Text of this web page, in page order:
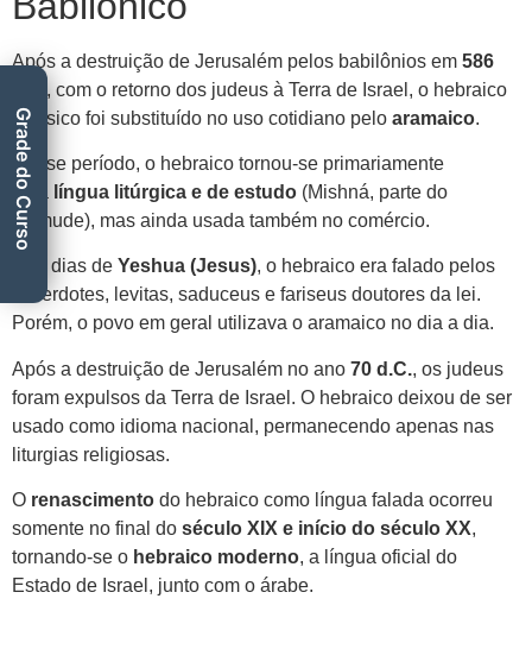
Após a destruição de Jerusalém pelos babilônios em 586
, com o retorno dos judeus à Terra de Israel, o hebraico
clássico foi substituído no uso cotidiano pelo aramaico.
Nesse período, o hebraico tornou-se primariamente
uma
língua litúrgica e de estudo (Mishná, parte do
Talmude), mas ainda usada também no comércio.
Nos dias de Yeshua (Jesus), o hebraico era falado pelos
sacerdotes, levitas, saduceus e fariseus doutores da lei.
Porém, o povo em geral utilizava o aramaico no dia a dia.
Após a destruição de Jerusalém no ano 70 d.C., os judeus
foram expulsos da Terra de Israel. O hebraico deixou de ser
usado como idioma nacional, permanecendo apenas nas
liturgias religiosas.
O renascimento do hebraico como língua falada ocorreu
somente no final do século XIX e início do século XX,
tornando-se o hebraico moderno, a língua oficial do
Estado de Israel, junto com o árabe.
Grade do Curso